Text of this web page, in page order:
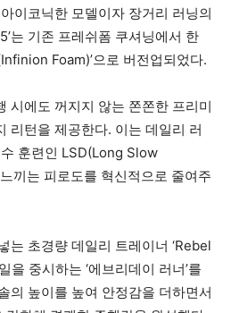
이코닉한 모델이자 장거리 러닝의
는 기존 프레쉬폼 쿠셔닝에서 한
Foam)’으로 버전업되었다.
시에도 꺼지지 않는 쫀쫀한 프리미
리턴을 제공한다. 이는 데일리 러
훈련인 LSD(Long Slow
끼는 피로도를 혁신적으로 줄여주
는 초경량 데일리 트레이너 ‘Rebel
을 중시하는 ‘에브리데이 러너’를
의 높이를 높여 안정감을 더하면서